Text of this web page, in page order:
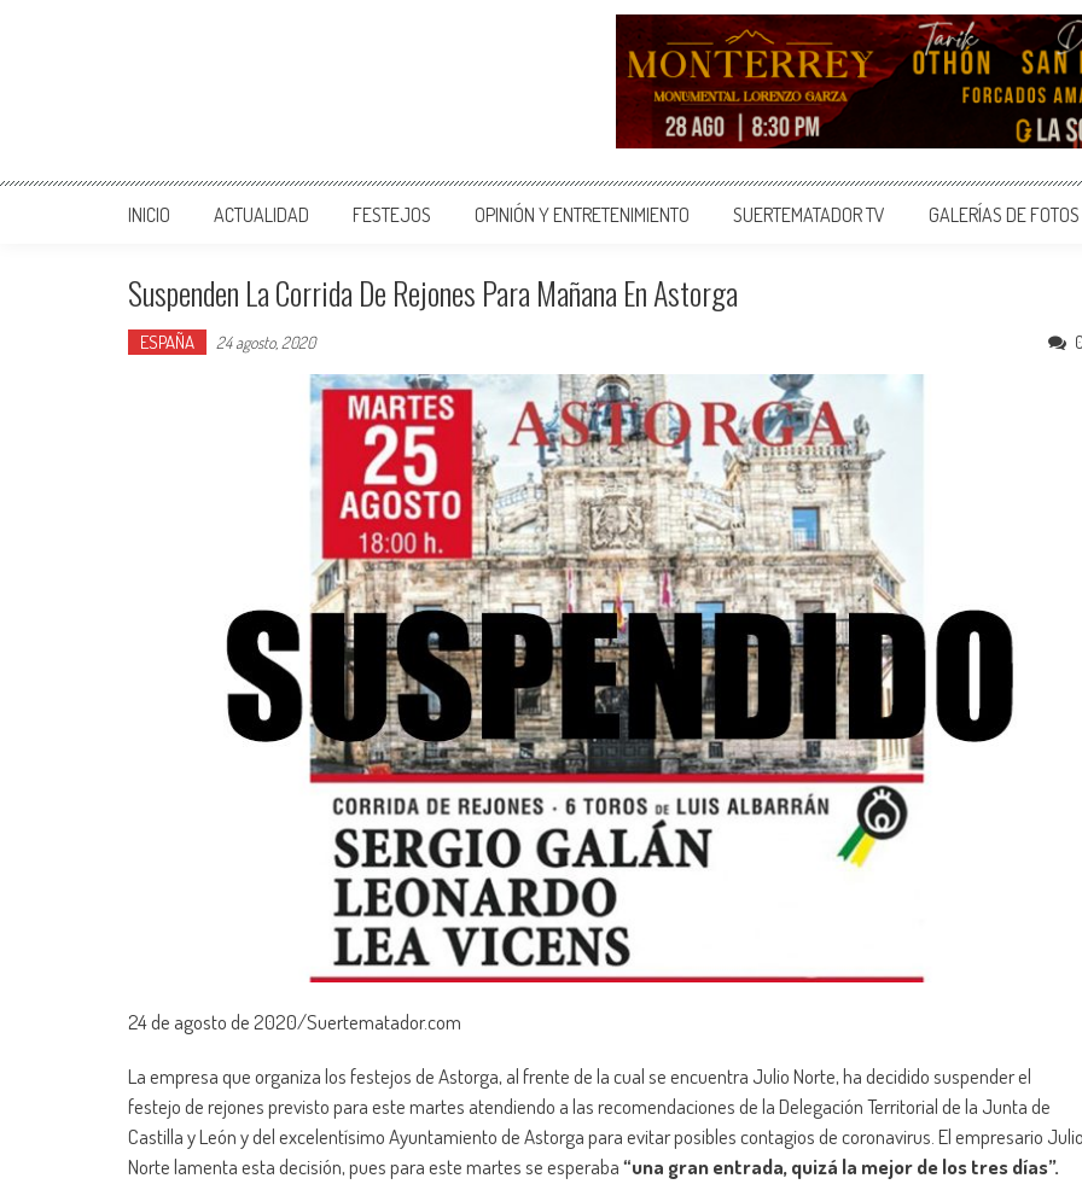
INICIO ACTUALIDAD FESTEJOS OPINIÓN Y ENTRETENIMIENTO SUERTEMATADOR TV GALERÍAS DE FOTOS
Suspenden La Corrida De Rejones Para Mañana En Astorga
ESPAÑA 24 agosto, 2020
24 de agosto de 2020/Suertematador.com
La empresa que organiza los festejos de Astorga, al frente de la cual se encuentra Julio Norte, ha decidido suspender el
festejo de rejones previsto para este martes atendiendo a las recomendaciones de la Delegación Territorial de la Junta de
Castilla y León y del excelentísimo Ayuntamiento de Astorga para evitar posibles contagios de coronavirus. El empresario
Norte lamenta esta decisión, pues para este martes se esperaba“una gran entrada, quizá la mejor de los tres días”.